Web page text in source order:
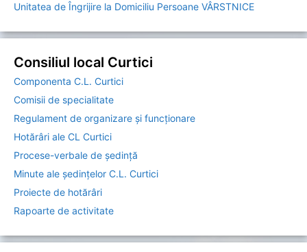
Unitatea de Îngrijire la Domiciliu Persoane VÂRSTNICE
Consiliul local Curtici
Componenta C.L. Curtici
Comisii de specialitate
Regulament de organizare și funcționare
Hotărâri ale CL Curtici
Procese-verbale de ședință
Minute ale ședințelor C.L. Curtici
Proiecte de hotărâri
Rapoarte de activitate